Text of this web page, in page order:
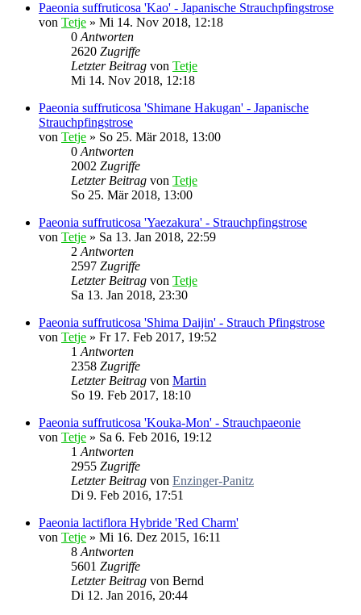
Paeonia suffruticosa 'Kao' - Japanische Strauchpfingstrose
von Tetje » Mi 14. Nov 2018, 12:18
0 Antworten
2620 Zugriffe
Letzter Beitrag von Tetje
Mi 14. Nov 2018, 12:18
Paeonia suffruticosa 'Shimane Hakugan' - Japanische
Strauchpfingstrose
von Tetje » So 25. Mär 2018, 13:00
0 Antworten
2002 Zugriffe
Letzter Beitrag von Tetje
So 25. Mär 2018, 13:00
Paeonia suffruticosa 'Yaezakura' - Strauchpfingstrose
von Tetje » Sa 13. Jan 2018, 22:59
2 Antworten
2597 Zugriffe
Letzter Beitrag von Tetje
Sa 13. Jan 2018, 23:30
Paeonia suffruticosa 'Shima Daijin' - Strauch Pfingstrose
von Tetje » Fr 17. Feb 2017, 19:52
1 Antworten
2358 Zugriffe
Letzter Beitrag von Martin
So 19. Feb 2017, 18:10
Paeonia suffruticosa 'Kouka-Mon' - Strauchpaeonie
von Tetje » Sa 6. Feb 2016, 19:12
1 Antworten
2955 Zugriffe
Letzter Beitrag von Enzinger-Panitz
Di 9. Feb 2016, 17:51
Paeonia lactiflora Hybride 'Red Charm'
von Tetje » Mi 16. Dez 2015, 16:11
8 Antworten
5601 Zugriffe
Letzter Beitrag von Bernd
Di 12. Jan 2016, 20:44